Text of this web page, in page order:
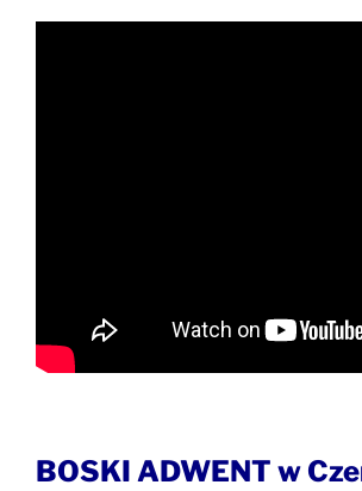
BOSKI ADWENT w